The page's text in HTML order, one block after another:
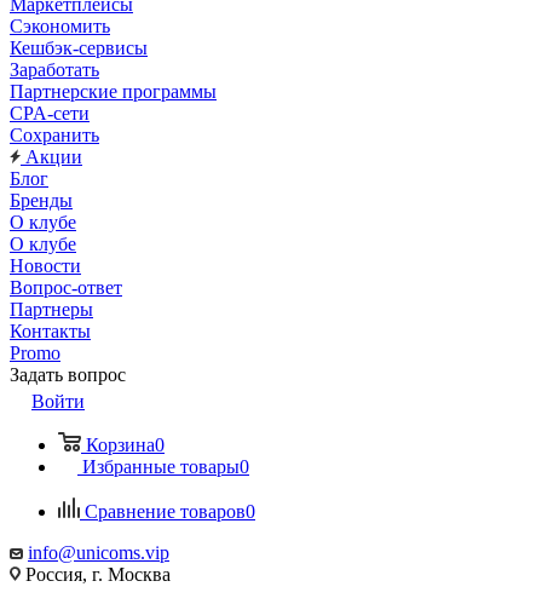
Маркетплейсы
Сэкономить
Кешбэк-сервисы
Заработать
Партнерские программы
CPA-сети
Сохранить
Акции
Блог
Бренды
О клубе
О клубе
Новости
Вопрос-ответ
Партнеры
Контакты
Promo
Задать вопрос
Войти
Корзина0
Избранные товары0
Сравнение товаров0
info@unicoms.vip
Россия, г. Москва